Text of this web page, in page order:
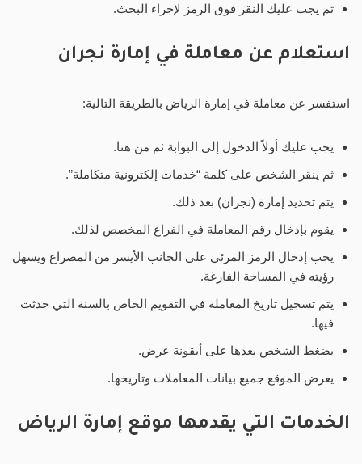
ثم يجب عليك النقر فوق الرمز لإجراء البحث.
استعلام عن معاملة في إمارة نجران
استفسر عن معاملة في إمارة الرياض بالطريقة التالية:
يجب عليك أولاً الدخول إلى البوابة ثم من هنا.
ثم ينقر الشخص على كلمة “خدمات إلكترونية متكاملة”.
يتم تحديد إمارة (نجران) بعد ذلك.
يقوم بإدخال رقم المعاملة في الفراغ المخصص لذلك.
يجب إدخال الرمز المرئي على الجانب الأيسر من المصراع ويسهل
رؤيته في المساحة الفارغة.
يتم تسجيل تاريخ المعاملة في التقويم الخاص بالسنة التي حدثت
فيها.
يضغط الشخص بعدها على أيقونة عرض.
يعرض الموقع جميع بيانات المعاملات وتاريخها.
الخدمات التي يقدمها موقع إمارة الرياض